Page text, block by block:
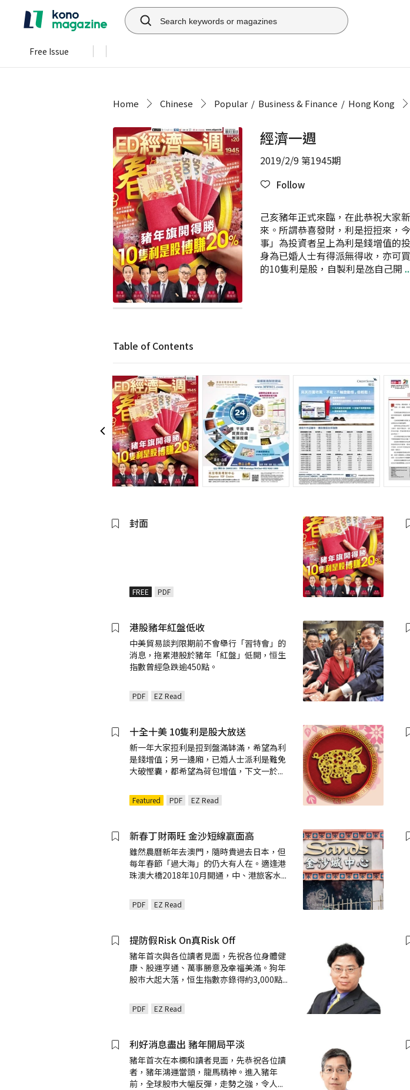
Free Issue
Home Chinese Popular Business & Finance Hong Kong
經濟一週
2019/2/9 第1945期
Follow
己亥豬年正式來臨，在此恭祝大家
來。所謂恭喜發財，利是𢭃𢭃來，
事」為投資者呈上為利是錢增值的
身為已婚人士有得派無得收，亦可
的10隻利是股，自製利是氹自己開
Table of Contents
封面
FREE PDF
港股豬年紅盤低收
中美貿易談判限期前不會舉行「習特會」的
消息，拖累港股於豬年「紅盤」低開，恒生
指數曾經急跌逾450點。
PDF EZ Read
十全十美 10隻利是股大放送
新一年大家𢭃利是𢭃到盤滿缽滿，希望為利
是錢增值；另一邊廂，已婚人士派利是難免
大破慳囊，都希望為荷包增值，下文一於...
Featured PDF EZ Read
新春丁財兩旺 金沙短線贏面高
雖然農曆新年去澳門，隨時貴過去日本，但
每年春節「過大海」的仍大有人在。適逢港
珠澳大橋2018年10月開通，中、港旅客水...
PDF EZ Read
提防假Risk On真Risk Off
豬年首次與各位讀者見面，先祝各位身體健
康、股運亨通、萬事勝意及幸福美滿。狗年
股巿大起大落，恒生指數亦錄得約3,000點...
PDF EZ Read
利好消息盡出 豬年開局平淡
豬年首次在本欄和讀者見面，先恭祝各位讀
者，豬年鴻運當頭，龍馬精神。進入豬年
前，全球股市大幅反彈，走勢之強，令人...